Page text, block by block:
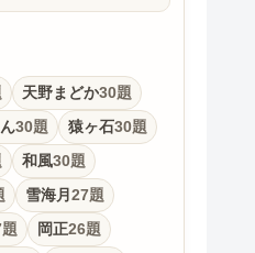
天野まどか30題
30題 猿ヶ石30題
和風30題
雪海月 27題
岡正26題